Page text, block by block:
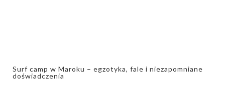
Surf camp w Maroku – egzotyka, fale i niezapomniane
doświadczenia